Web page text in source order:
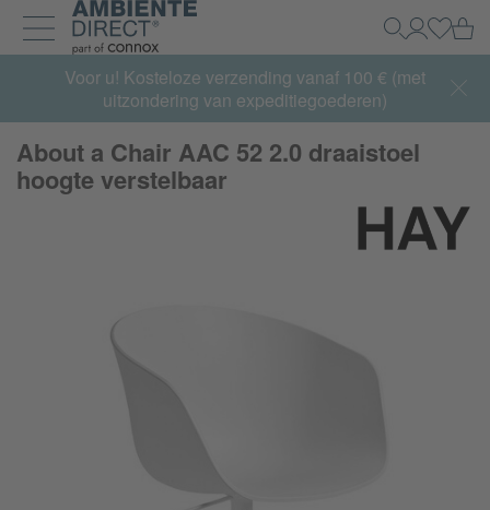
Home
Navigatie uit- en inklappen
Zoeken
Mijn
Summer Sale:met tot 65% korting >> nu bestellen
Voor u! Kosteloze verzending vanaf 100 € (met
uitzondering van expeditiegoederen)
About a Chair AAC 52 2.0 draaistoel
hoogte verstelbaar